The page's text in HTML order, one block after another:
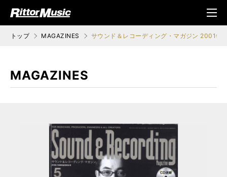
ジック (Rittor Musi
メニ
ュ
トップ MAGAZINES サウンド＆レコーディング・マガジン 2001年
MAGAZINES